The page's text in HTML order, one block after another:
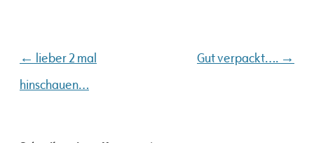
Beitragsnavigation
← lieber 2 mal
hinschauen…
Gut verpackt…. →